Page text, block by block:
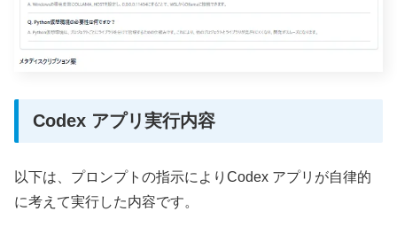
Codex アプリ実行内容
以下は、プロンプトの指示によりCodex アプリが自律的
に考えて実行した内容です。